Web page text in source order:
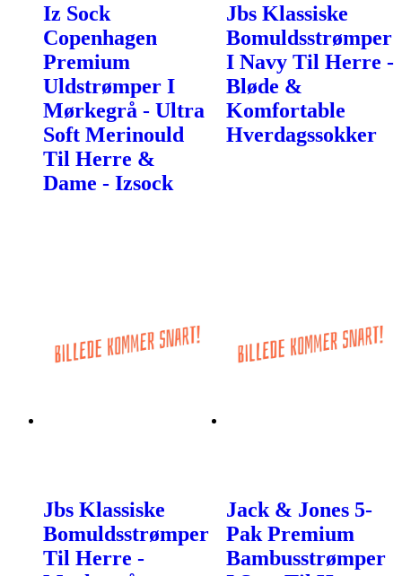
Iz Sock
Copenhagen
Premium
Uldstrømper I
Mørkegrå - Ultra
Soft Merinould
Til Herre &
Dame - Izsock
Jbs Klassiske
Bomuldsstrømper
I Navy Til Herre -
Bløde &
Komfortable
Hverdagssokker
Jbs Klassiske
Bomuldsstrømper
Til Herre -
Jack & Jones 5-
Pak Premium
Bambusstrømper